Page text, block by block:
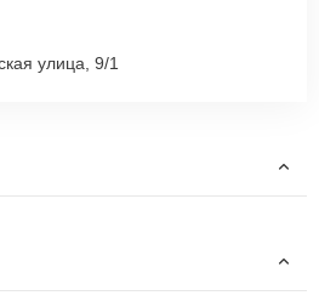
улица, 9/1